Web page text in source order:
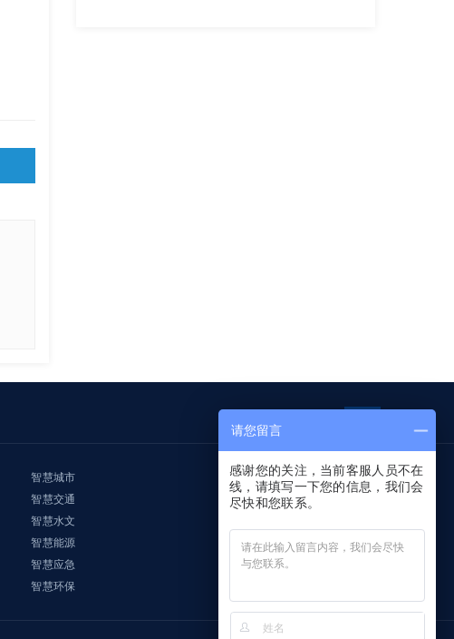
智慧城市
智慧交通
智慧水文
智慧能源
智慧应急
智慧环保
请您留言
感谢您的关注，当前客服人员不在
线，请填写一下您的信息，我们会
尽快和您联系。